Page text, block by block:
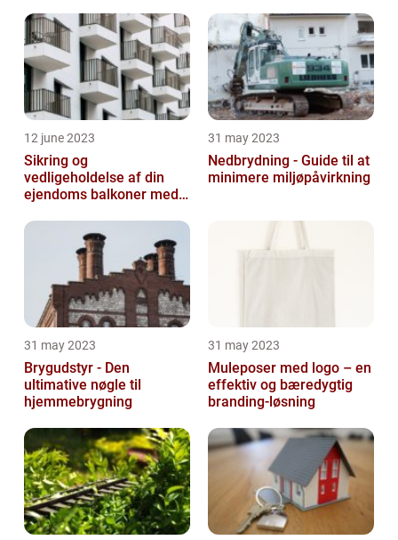
12 june 2023
Sikring og
vedligeholdelse af din
ejendoms balkoner med
31 may 2023
Nedbrydning - Guide til at
minimere miljøpåvirkning
31 may 2023
Brygudstyr - Den
ultimative nøgle til
hjemmebrygning
31 may 2023
Muleposer med logo – en
effektiv og bæredygtig
branding-løsning